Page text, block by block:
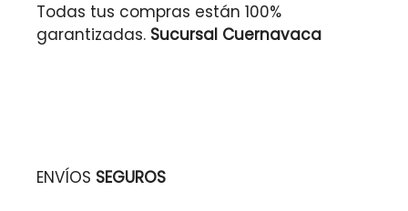
Todas tus compras están 100%
garantizadas. Sucursal Cuernavaca
ENVÍOS SEGUROS